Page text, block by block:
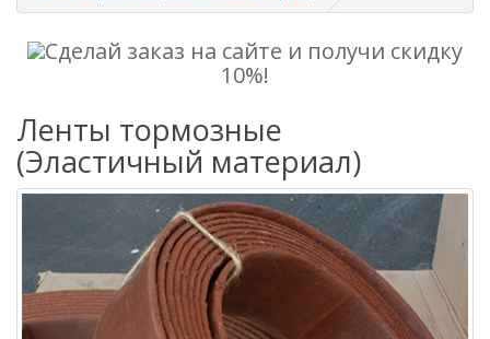
Сделай заказ на сайте и получи скидку
10%!
Ленты тормозные
(Эластичный материал)